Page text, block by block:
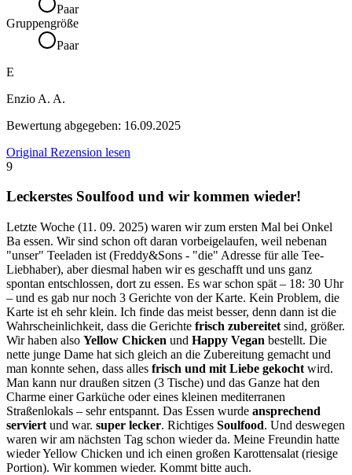
Paar
Gruppengröße
Paar
E
Enzio A. A.
Bewertung abgegeben: 16.09.2025
Original Rezension lesen
9
Leckerstes Soulfood und wir kommen wieder!
Letzte Woche (11. 09. 2025) waren wir zum ersten Mal bei Onkel
Ba essen. Wir sind schon oft daran vorbeigelaufen, weil nebenan
"unser" Teeladen ist (Freddy&Sons - "die" Adresse für alle Tee-
Liebhaber), aber diesmal haben wir es geschafft und uns ganz
spontan entschlossen, dort zu essen. Es war schon spät – 18: 30 Uhr
– und es gab nur noch 3 Gerichte von der Karte. Kein Problem, die
Karte ist eh sehr klein. Ich finde das meist besser, denn dann ist die
Wahrscheinlichkeit, dass die Gerichte frisch zubereitet sind, größer.
Wir haben also Yellow Chicken und Happy Vegan bestellt. Die
nette junge Dame hat sich gleich an die Zubereitung gemacht und
man konnte sehen, dass alles frisch und mit Liebe gekocht wird.
Man kann nur draußen sitzen (3 Tische) und das Ganze hat den
Charme einer Garküche oder eines kleinen mediterranen
Straßenlokals – sehr entspannt. Das Essen wurde ansprechend
serviert und war. super lecker. Richtiges Soulfood. Und deswegen
waren wir am nächsten Tag schon wieder da. Meine Freundin hatte
wieder Yellow Chicken und ich einen großen Karottensalat (riesige
Portion). Wir kommen wieder. Kommt bitte auch.